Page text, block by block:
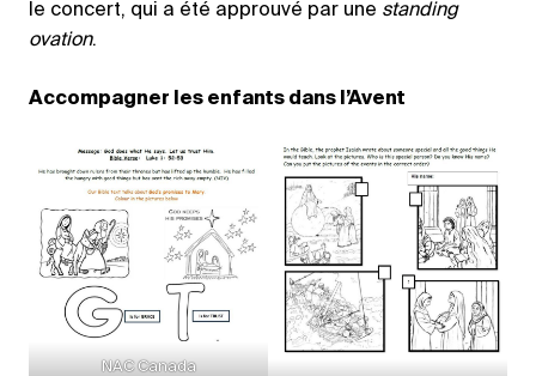
le concert, qui a été approuvé par une standing
ovation.
Accompagner les enfants dans l’Avent
NAC Canada